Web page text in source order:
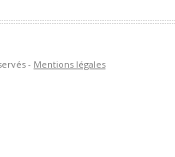
- Mentions légales